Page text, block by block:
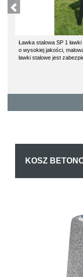
Ławka stalowa SP 1
o wysokiej jakości,
ławki stalowe jest
KOSZ